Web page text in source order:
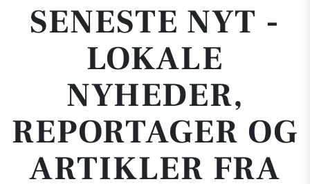
SENESTE NYT -
LOKALE
NYHEDER,
REPORTAGER OG
ARTIKLER FRA